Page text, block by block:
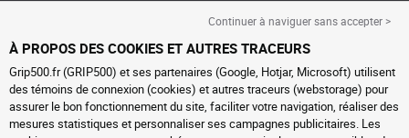
Continuer à naviguer sans accepter >
À PROPOS DES COOKIES ET AUTRES TRACEURS
Grip500.fr (GRIP500) et ses partenaires (Google, Hotjar, Microsoft) utilisent
des témoins de connexion (cookies) et autres traceurs (webstorage) pour
assurer le bon fonctionnement du site, faciliter votre navigation, réaliser des
mesures statistiques et personnaliser ses campagnes publicitaires. Les